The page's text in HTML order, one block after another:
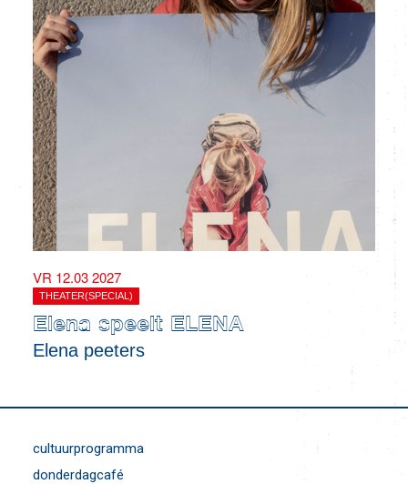
VR 12.03 2027
THEATER(SPECIAL)
Elena speelt ELENA
Elena peeters
cultuurprogramma
donderdagcafé